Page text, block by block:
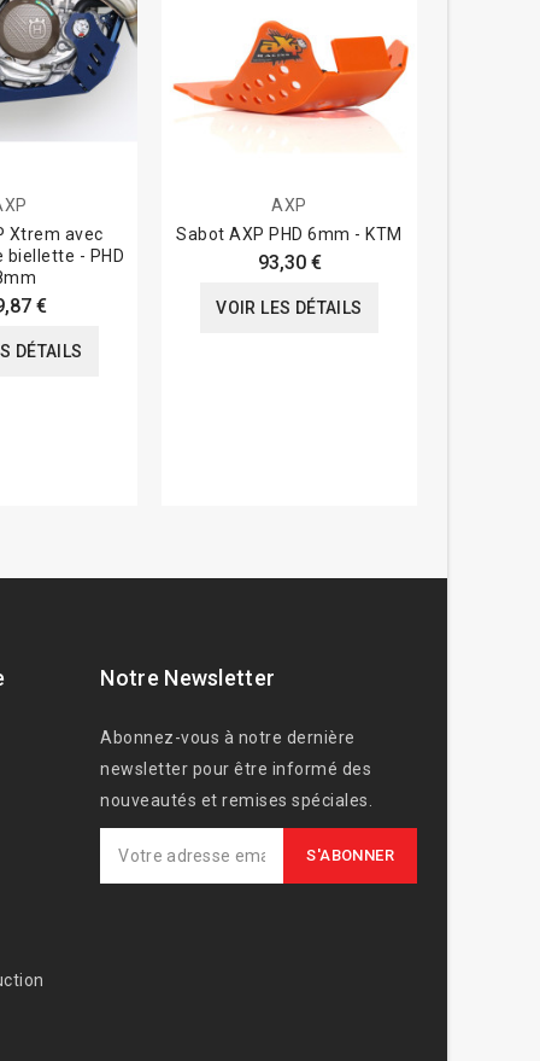
Xtrem avec
- PHD
€
DÉTAILS
AXP
Sabot AXP PHD 6mm - KTM
93,30 €
VOIR LES DÉTAILS
Notre Newsletter
Abonnez-vous à notre dernière
newsletter pour être informé des
nouveautés et remises spéciales.